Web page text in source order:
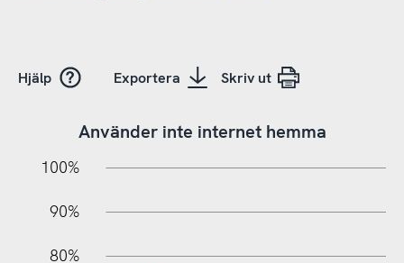
Hjälp Exportera Skriv ut
Använder inte internet hemma
100%
90%
80%